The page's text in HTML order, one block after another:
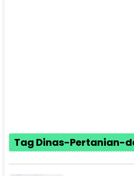
Tag Dinas-Pertanian-